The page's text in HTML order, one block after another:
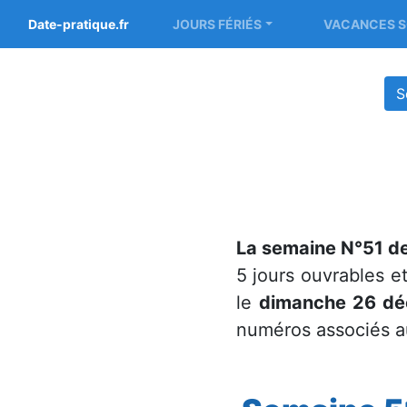
Date-pratique.fr JOURS FÉRIÉS VACANCES
La semaine N°51
5 jours ouvrables
le dimanche 26
numéros associés